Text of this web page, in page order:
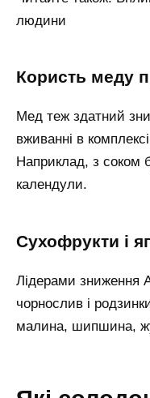
людини
Користь меду
Мед теж здатний
вживанні в
Наприклад, з соком
календули.
Сухофрукти і
Лідерами зниження
чорнослив і
малина, шипшина,